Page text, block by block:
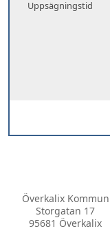
Uppsägningstid
Överkalix Kommun
Storgatan 17
95681 Överkalix